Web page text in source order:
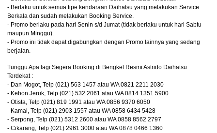
- Berlaku untuk semua tipe kendaraan Daihatsu yang melakukan Service
Berkala dan sudah melakukan Booking Service.
- Promo berlaku pada hari Senin s/d Jumat (tidak berlaku untuk hari Sabtu
maupun Minggu).
- Promo ini tidak dapat digabungkan dengan Promo lainnya yang sedang
berjalan.
Tunggu Apa lagi Segera Booking di Bengkel Resmi Astrido Daihatsu
Terdekat :
- Dan Mogot, Telp (021) 563 1457 atau WA 0821 2211 2030
- Kebon Jeruk, Telp (021) 532 2061 atau WA 0814 1351 5900
- Otista, Telp (021) 819 1991 atau WA 0856 9370 6050
- Kamal, Telp (021) 2903 1557 atau WA 0858 6434 5428
- Serpong, Telp (021) 5312 2600 atau WA 0858 8562 2797
- Cikarang, Telp (021) 2961 3000 atau WA 0878 0466 1360